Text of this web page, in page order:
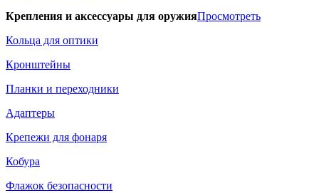
Крепления и аксессуары для оружияПросмотреть
Кольца для оптики
Кронштейны
Планки и переходники
Адаптеры
Крепежи для фонаря
Кобура
Флажок безопасности